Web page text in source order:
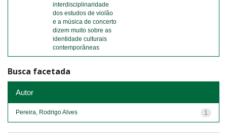
interdisciplinaridade
dos estudos de violão
e a música de concerto
dizem muito sobre as
identidade culturais
contemporâneas
Busca facetada
Autor
1
Pereira, Rodrigo Alves